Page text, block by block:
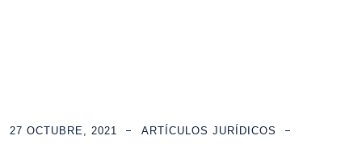
27 OCTUBRE, 2021
ARTÍCULOS JURÍDICOS